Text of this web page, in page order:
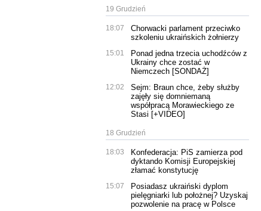
19 Grudzień
18:07
Chorwacki parlament przeciwko
szkoleniu ukraińskich żołnierzy
15:01
Ponad jedna trzecia uchodźców z
Ukrainy chce zostać w
Niemczech [SONDAŻ]
12:02
Sejm: Braun chce, żeby służby
zajęły się domniemaną
współpracą Morawieckiego ze
Stasi [+VIDEO]
18 Grudzień
18:03
Konfederacja: PiS zamierza pod
dyktando Komisji Europejskiej
złamać konstytucję
15:07
Posiadasz ukraiński dyplom
pielęgniarki lub położnej? Uzyskaj
pozwolenie na pracę w Polsce